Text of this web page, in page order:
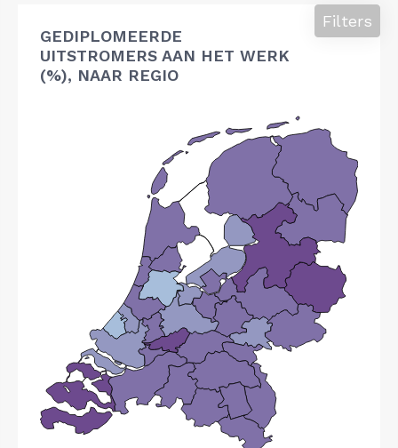
GEDIPLOMEERDE
UITSTROMERS AAN HET WERK
(%), NAAR REGIO
Filters